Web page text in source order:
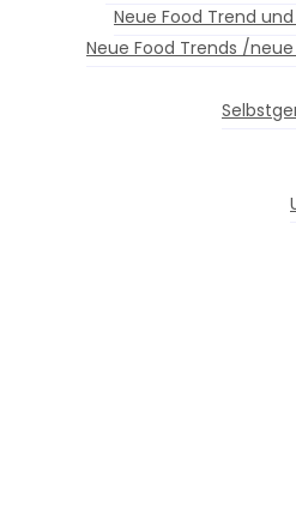
Neue Food Trend
Neue Food Trends /